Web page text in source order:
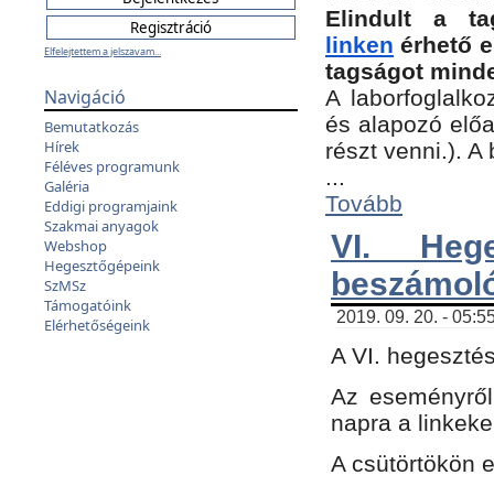
Elfelejtettem a jelszavam...
Navigáció
Bemutatkozás
Hírek
Féléves programunk
Galéria
Eddigi programjaink
Szakmai anyagok
Webshop
Hegesztőgépeink
SzMSz
Támogatóink
Elérhetőségeink
Elindult a
linken érhető
tagságot
A
és alapozó
részt venni.).
...
Tovább
VI.
2019. 09. 20. -
A VI.
Az
napra a
A csütörtökön